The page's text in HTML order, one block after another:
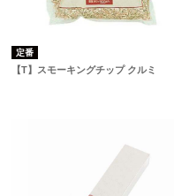
定番
【T】スモーキングチップ クルミ